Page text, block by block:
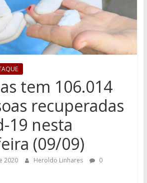
tem 106.014
recuperadas
19 nesta
(09/09)
2020 Heroldo Linhares
0